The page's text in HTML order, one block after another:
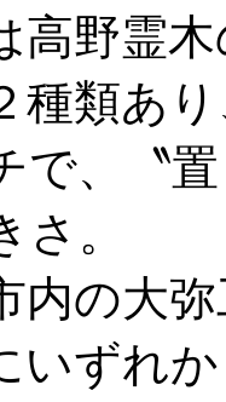
高野霊
種類あ
で、〝
さ。
内の大
いずれ